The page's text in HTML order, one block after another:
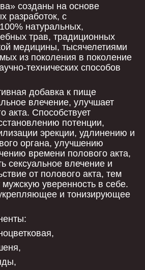
созданы на основе
разработок, с
натуральных,
трав, традиционных
медицины, тысячелетиями
из поколения в поколение
технических способов
добавка к пище
влечение, улучшает
акта. Способствует
потенции,
эрекции, удлинению и
органа, улучшению
времени полового акта,
сексуальное влечение и
от полового акта, тем
уверенность в себе.
и тонизирующее